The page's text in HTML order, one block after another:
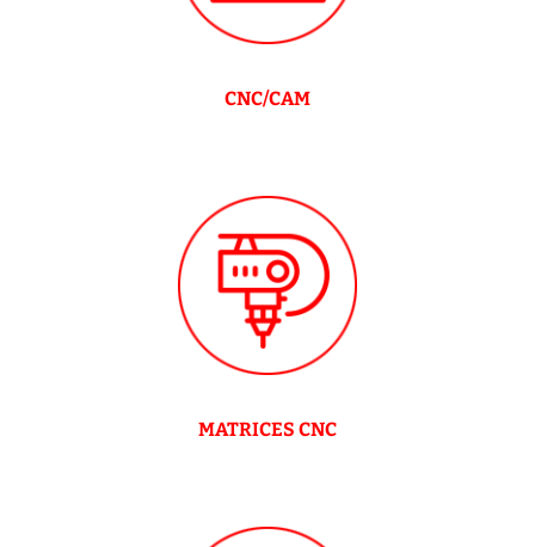
CNC/CAM
MATRICES CNC